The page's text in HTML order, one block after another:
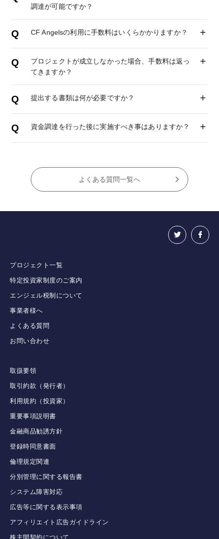
調達が可能ですか？
CF Angelsの利用に手数料はいくらかかりますか？
プロジェクトが成立しなかった場合、手数料は返っ
てきますか？
提出する書類は何が必要ですか？
資金調達を行った後に実施すべき事はありますか？
よくある質問一覧へ
プロジェクト一覧
特定投資家制度のご案内
エンジェル税制について
事業者様へ
よくある質問
お問い合わせ
取扱要領
取引約款（発行者）
利用規約（投資家）
重要事項説明書
金融商品勧誘方針
登録時同意書面
倫理規定関連
分別管理に関する報告書
システム障害対応
広告等に関する表示事項
アフィリエイト広告ガイドライン
株主間契約について